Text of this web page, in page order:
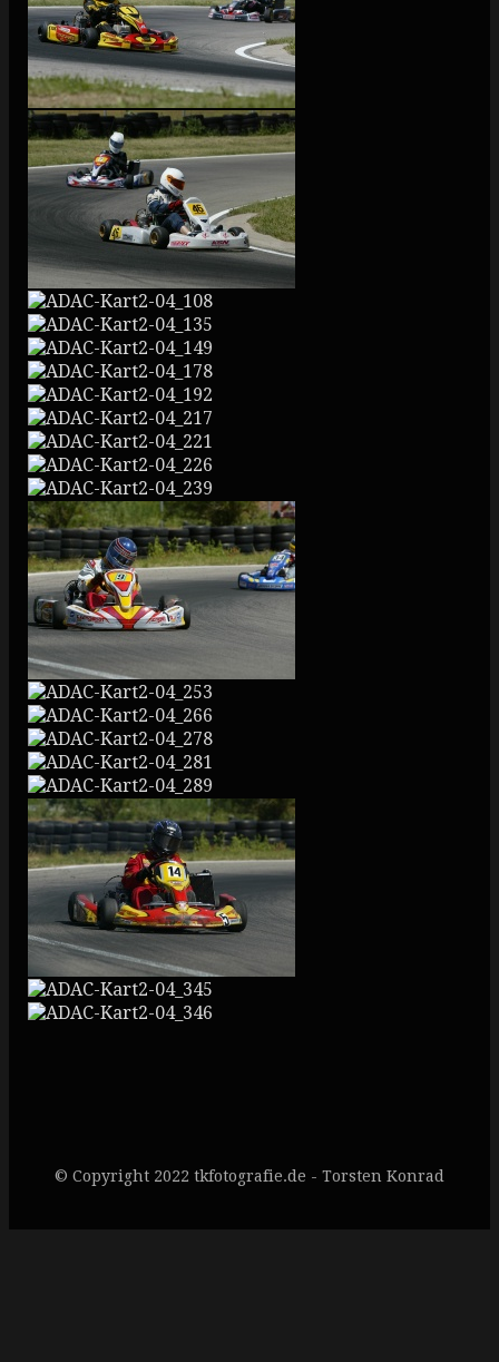
© Copyright 2022 tkfotografie.de - Torsten Konrad